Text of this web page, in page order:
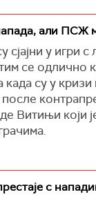
али ПСЖ
у игри с
се одлично
када су у кризи
после
Витињи који
с